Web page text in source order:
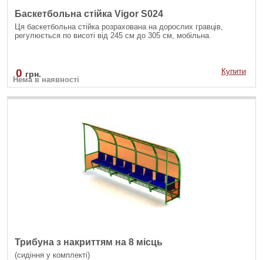
Баскетбольна стійка Vigor S024
Ця баскетбольна стійка розрахована на дорослих гравців,
регулюється по висоті від 245 см до 305 см, мобільна.
Нема в наявності
0 грн. Купити
Трибуна з накриттям на 8 місць
(сидіння у комплекті)